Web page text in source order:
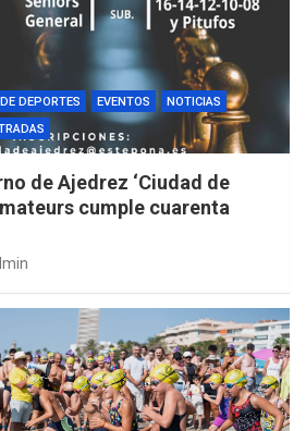
DEPORTES EVENTOS
NOTICIAS
de Ajedrez ‘Ciudad de
cumple cuarenta